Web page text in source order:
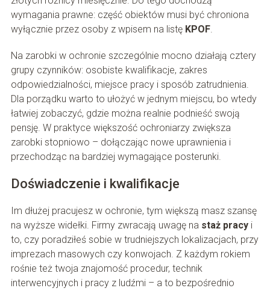
wymagania prawne: część obiektów musi być chroniona
wyłącznie przez osoby z wpisem na listę KPOF.
Na zarobki w ochronie szczególnie mocno działają cztery
grupy czynników: osobiste kwalifikacje, zakres
odpowiedzialności, miejsce pracy i sposób zatrudnienia.
Dla porządku warto to ułożyć w jednym miejscu, bo wtedy
łatwiej zobaczyć, gdzie można realnie podnieść swoją
pensję. W praktyce większość ochroniarzy zwiększa
zarobki stopniowo – dołączając nowe uprawnienia i
przechodząc na bardziej wymagające posterunki.
Doświadczenie i kwalifikacje
Im dłużej pracujesz w ochronie, tym większą masz szansę
na wyższe widełki. Firmy zwracają uwagę na staż pracyi
to, czy poradziłeś sobie w trudniejszych lokalizacjach, przy
imprezach masowych czy konwojach. Z każdym rokiem
rośnie też twoja znajomość procedur, technik
interwencyjnych i pracy z ludźmi – a to bezpośrednio